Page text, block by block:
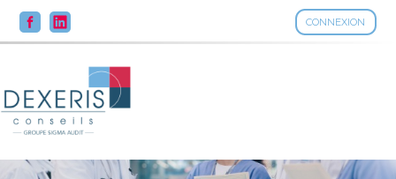
CONNEXION
Aller
au
contenu